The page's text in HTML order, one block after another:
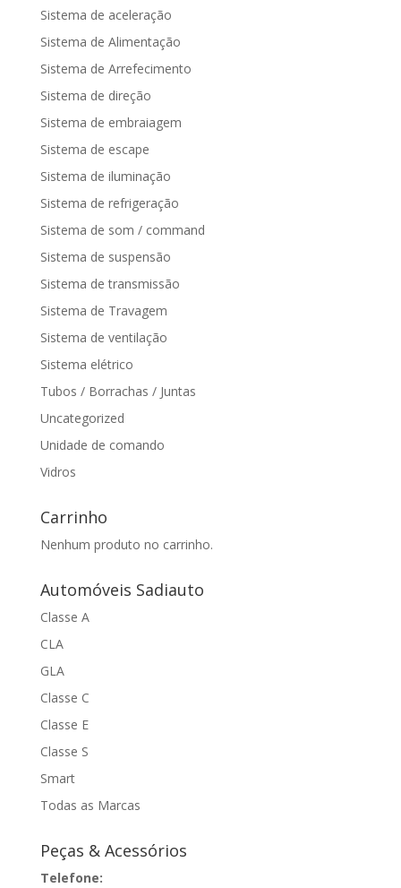
Sistema de aceleração
Sistema de Alimentação
Sistema de Arrefecimento
Sistema de direção
Sistema de embraiagem
Sistema de escape
Sistema de iluminação
Sistema de refrigeração
Sistema de som / command
Sistema de suspensão
Sistema de transmissão
Sistema de Travagem
Sistema de ventilação
Sistema elétrico
Tubos / Borrachas / Juntas
Uncategorized
Unidade de comando
Vidros
Carrinho
Nenhum produto no carrinho.
Automóveis Sadiauto
Classe A
CLA
GLA
Classe C
Classe E
Classe S
Smart
Todas as Marcas
Peças & Acessórios
Telefone: